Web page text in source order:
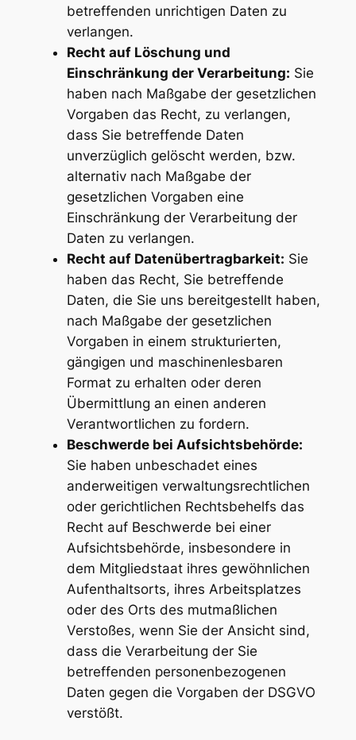
betreffenden unrichtigen Daten zu
verlangen.
Recht auf Löschung und
Einschränkung der Verarbeitung: Sie
haben nach Maßgabe der gesetzlichen
Vorgaben das Recht, zu verlangen,
dass Sie betreffende Daten
unverzüglich gelöscht werden, bzw.
alternativ nach Maßgabe der
gesetzlichen Vorgaben eine
Einschränkung der Verarbeitung der
Daten zu verlangen.
Recht auf Datenübertragbarkeit: Sie
haben das Recht, Sie betreffende
Daten, die Sie uns bereitgestellt haben,
nach Maßgabe der gesetzlichen
Vorgaben in einem strukturierten,
gängigen und maschinenlesbaren
Format zu erhalten oder deren
Übermittlung an einen anderen
Verantwortlichen zu fordern.
Beschwerde bei Aufsichtsbehörde:
Sie haben unbeschadet eines
anderweitigen verwaltungsrechtlichen
oder gerichtlichen Rechtsbehelfs das
Recht auf Beschwerde bei einer
Aufsichtsbehörde, insbesondere in
dem Mitgliedstaat ihres gewöhnlichen
Aufenthaltsorts, ihres Arbeitsplatzes
oder des Orts des mutmaßlichen
Verstoßes, wenn Sie der Ansicht sind,
dass die Verarbeitung der Sie
betreffenden personenbezogenen
Daten gegen die Vorgaben der DSGVO
verstößt.